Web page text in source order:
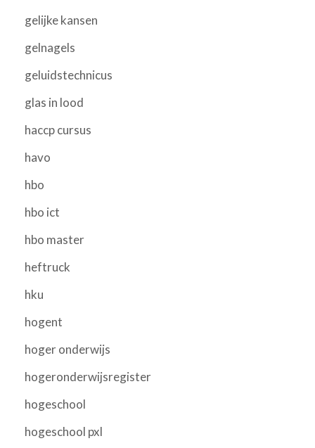
gelijke kansen
gelnagels
geluidstechnicus
glas in lood
haccp cursus
havo
hbo
hbo ict
hbo master
heftruck
hku
hogent
hoger onderwijs
hogeronderwijsregister
hogeschool
hogeschool pxl